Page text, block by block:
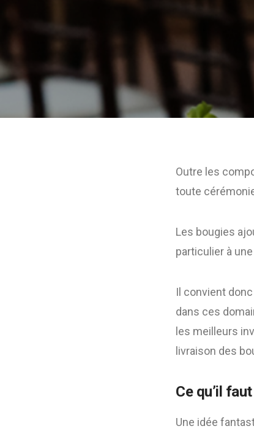
Outre les
toute
Les bougies
particulier à
Il convient donc
dans ces
les meilleurs
livraison des
Ce qu’il
Une idée